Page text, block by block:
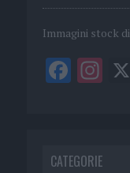
Immagini stock di
CATEGORIE